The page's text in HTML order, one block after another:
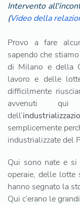
Intervento
(Video della
Provo a fare
sapendo che
di Milano e della
lavoro e delle
difficilmente
avvenuti qui
dell’
semplicemente
industrializzate del
Qui sono nate e
operaie, delle
hanno segnato la
Qui c’erano le